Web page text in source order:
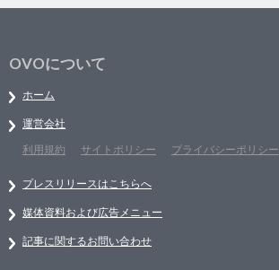
OVOについて
ホーム
運営会社
利用規約
サイトポリシー プライバシーポリシー
プレスリリースはこちらへ
媒体資料および広告メニュー
記事に関するお問い合わせ